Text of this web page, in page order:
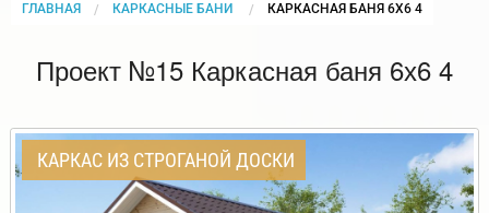
ГЛАВНАЯ КАРКАСНЫЕ БАНИ CURRENT:
КАРКАСНАЯ БАНЯ 6Х6 4
Проект №15 Каркасная баня 6х6 4
КАРКАС ИЗ СТРОГАНОЙ ДОСКИ